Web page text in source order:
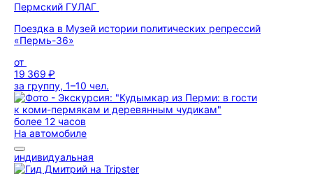
Пермский ГУЛАГ
Поездка в Музей истории политических репрессий
«Пермь-36»
от
19 369 ₽
за группу, 1–10 чел.
более 12 часов
На автомобиле
индивидуальная